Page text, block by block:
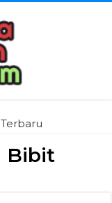
Bibit